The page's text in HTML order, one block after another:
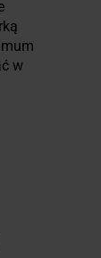
w